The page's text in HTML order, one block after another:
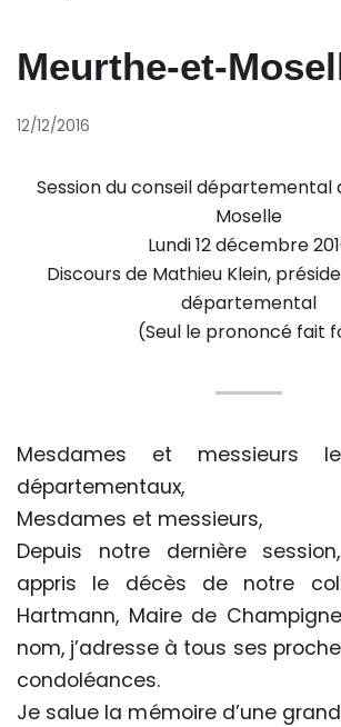
Meurthe-et-
12/12/2016
Session du conseil départemental
Moselle
Lundi 12 décembre
Discours de Mathieu Klein,
départemental
(Seul le prononcé fait
Mesdames et messieurs
départementaux,
Mesdames et messieurs,
Depuis notre dernière
appris le décès de notre
Hartmann, Maire de
nom, j’adresse à tous ses
condoléances.
Je salue la mémoire d’une